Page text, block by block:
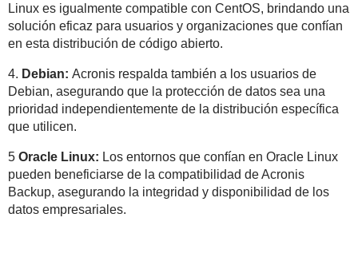
Linux es igualmente compatible con CentOS, brindando una
solución eficaz para usuarios y organizaciones que confían
en esta distribución de código abierto.
4. Debian: Acronis respalda también a los usuarios de
Debian, asegurando que la protección de datos sea una
prioridad independientemente de la distribución específica
que utilicen.
5 Oracle Linux: Los entornos que confían en Oracle Linux
pueden beneficiarse de la compatibilidad de Acronis
Backup, asegurando la integridad y disponibilidad de los
datos empresariales.